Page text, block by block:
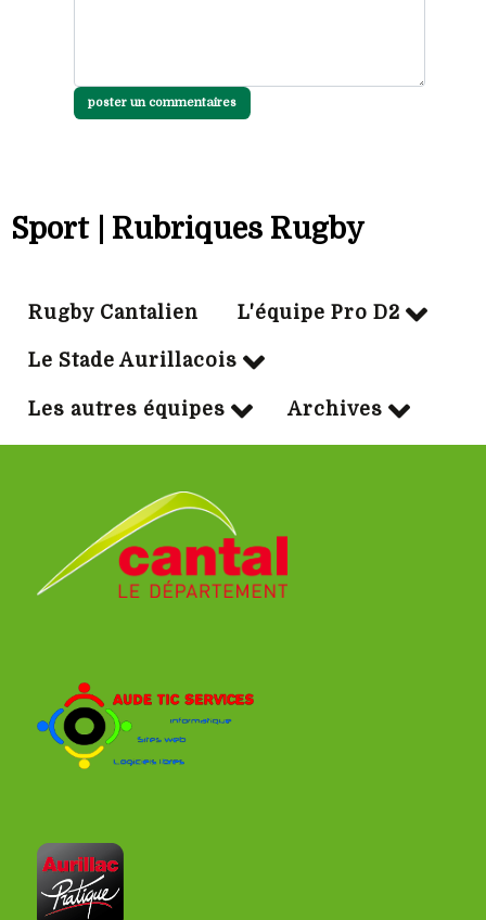
poster un commentaires
Sport | Rubriques Rugby
Rugby Cantalien L'équipe Pro D2
Le Stade Aurillacois
Les autres équipes Archives